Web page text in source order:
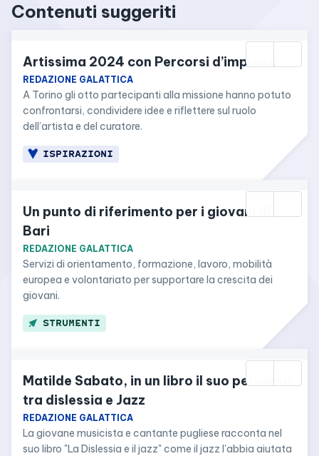
Contenuti suggeriti
Artissima 2024 con Percorsi d’impresa
REDAZIONE GALATTICA
A Torino gli otto partecipanti alla missione hanno potuto
confrontarsi, condividere idee e riflettere sul ruolo
dell’artista e del curatore.
ISPIRAZIONI
Un punto di riferimento per i giovani di
Bari
REDAZIONE GALATTICA
Servizi di orientamento, formazione, lavoro, mobilità
europea e volontariato per supportare la crescita dei
giovani.
STRUMENTI
Matilde Sabato, in un libro il suo percorso
tra dislessia e Jazz
REDAZIONE GALATTICA
La giovane musicista e cantante pugliese racconta nel
suo libro "La Dislessia e il jazz" come il jazz l'abbia aiutata